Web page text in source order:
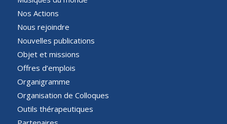
Nos Actions
Nous rejoindre
Nouvelles publications
Objet et missions
Offres d’emplois
Organigramme
Organisation de Colloques
Outils thérapeutiques